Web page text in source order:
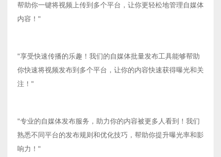
帮助你一键将视频上传到多个平台，让你更轻松地管理自媒体
内容！"
"享受快速传播的乐趣！我们的自媒体批量发布工具能够帮助
你快速将视频发布到多个平台，让你的内容快速获得曝光和关
注！"
"专业的自媒体发布服务，助力你的内容被更多人看到！我们
熟悉不同平台的发布规则和优化技巧，帮助你提升曝光率和影
响力！"